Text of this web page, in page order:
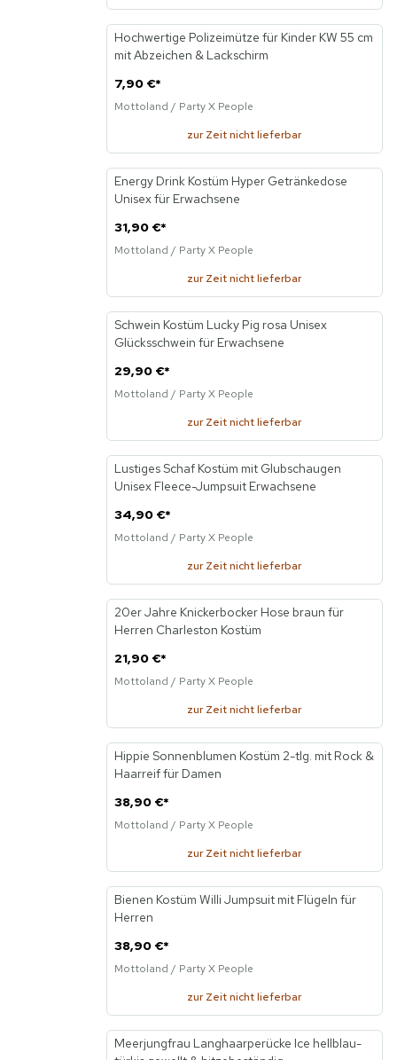
Neu
Hochwertige Polizeimütze für Kinder KW 55 cm
mit Abzeichen & Lackschirm
7,90 €*
Mottoland / Party X People
zur Zeit nicht lieferbar
Neu
Energy Drink Kostüm Hyper Getränkedose
Unisex für Erwachsene
31,90 €*
Mottoland / Party X People
zur Zeit nicht lieferbar
Neu
Schwein Kostüm Lucky Pig rosa Unisex
Glücksschwein für Erwachsene
29,90 €*
Mottoland / Party X People
zur Zeit nicht lieferbar
Neu
Lustiges Schaf Kostüm mit Glubschaugen
Unisex Fleece-Jumpsuit Erwachsene
34,90 €*
Mottoland / Party X People
zur Zeit nicht lieferbar
Neu
20er Jahre Knickerbocker Hose braun für
Herren Charleston Kostüm
21,90 €*
Mottoland / Party X People
zur Zeit nicht lieferbar
Neu
Hippie Sonnenblumen Kostüm 2-tlg. mit Rock &
Haarreif für Damen
38,90 €*
Mottoland / Party X People
zur Zeit nicht lieferbar
Neu
Bienen Kostüm Willi Jumpsuit mit Flügeln für
Herren
38,90 €*
Mottoland / Party X People
zur Zeit nicht lieferbar
Neu
Meerjungfrau Langhaarperücke Ice hellblau-